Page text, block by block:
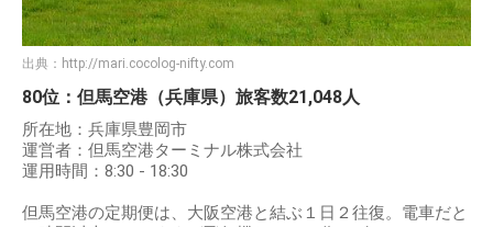
出典： http://mari.cocolog-nifty.com
80位：但馬空港（兵庫県）旅客数21,048人
所在地：兵庫県豊岡市
運営者：但馬空港ターミナル株式会社
運用時間：8:30 - 18:30
但馬空港の定期便は、大阪空港と結ぶ１日２往復。電車だと